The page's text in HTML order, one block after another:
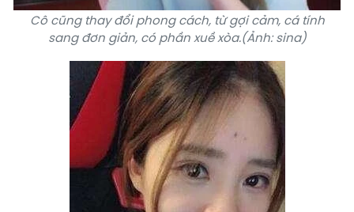
Cô cũng thay đổi phong cách, từ gợi cảm, cá tính
sang đơn giản, có phần xuề xòa.(Ảnh: sina)